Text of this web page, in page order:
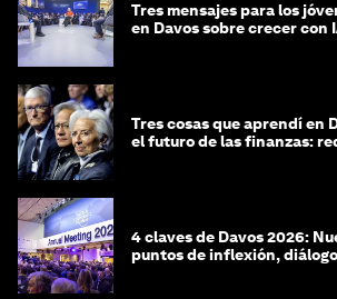
Tres mensajes para los
en Davos sobre crecer con
Tres cosas que aprendí en
el futuro de las finanzas:
4 claves de Davos 2026:
puntos de inflexión,